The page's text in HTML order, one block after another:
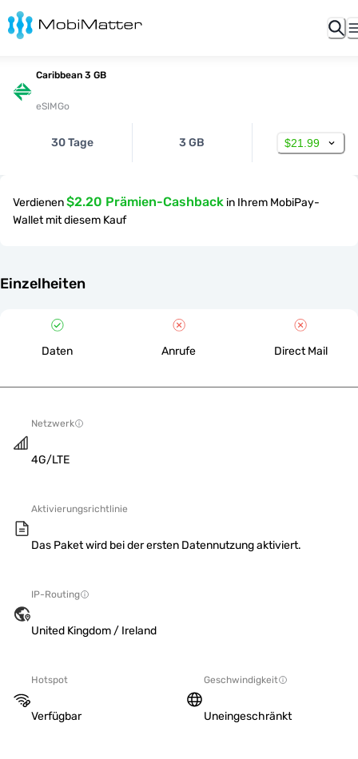
Caribbean 3 GB
eSIMGo
30 Tage 3 GB $21.99
Verdienen$2.20 Prämien-Cashback in Ihrem MobiPay-
Wallet mit diesem Kauf
Einzelheiten
Daten Anrufe Direct Mail
Netzwerk
4G/LTE
Aktivierungsrichtlinie
Das Paket wird bei der ersten Datennutzung aktiviert.
IP-Routing
United Kingdom / Ireland
Hotspot
Verfügbar
Geschwindigkeit
Uneingeschränkt